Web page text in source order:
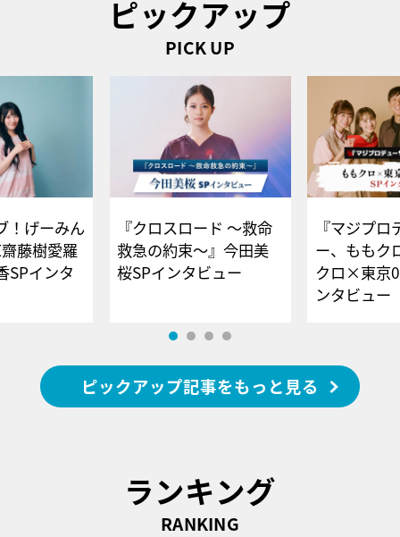
ピックアップ
PICK UP
！げーみん
藤樹愛羅
SPインタ
『クロスロード ～救命
救急の約束～』今田美
桜SPインタビュー
『マジプロ
ー、ももク
クロ×東京
ンタビュー
ピックアップ記事をもっと見る
ランキング
RANKING